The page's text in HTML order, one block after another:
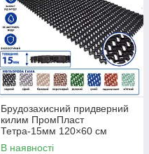
Брудозахисний придверний
килим ПромПласт
Тетра-15мм 120×60 см
Чорний
В наявності